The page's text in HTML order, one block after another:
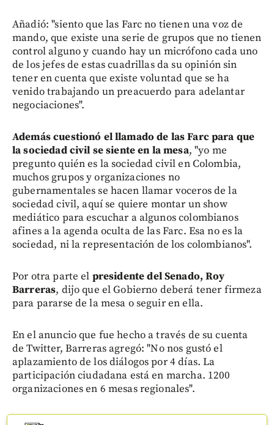
Añadió: "siento que las Farc no tienen una voz de
mando, que existe una serie de grupos que no tienen
control alguno y cuando hay un micrófono cada uno
de los jefes de estas cuadrillas da su opinión sin
tener en cuenta que existe voluntad que se ha
venido trabajando un preacuerdo para adelantar
negociaciones".
Además cuestionó el llamado de las Farc para que
la sociedad civil se siente en la mesa, "yo me
pregunto quién es la sociedad civil en Colombia,
muchos grupos y organizaciones no
gubernamentales se hacen llamar voceros de la
sociedad civil, aquí se quiere montar un show
mediático para escuchar a algunos colombianos
afines a la agenda oculta de las Farc. Esa no es la
sociedad, ni la representación de los colombianos".
Por otra parte el presidente del Senado, Roy
Barreras, dijo que el Gobierno deberá tener firmeza
para pararse de la mesa o seguir en ella.
En el anuncio que fue hecho a través de su cuenta
de Twitter, Barreras agregó: "No nos gustó el
aplazamiento de los diálogos por 4 días. La
participación ciudadana está en marcha. 1200
organizaciones en 6 mesas regionales".